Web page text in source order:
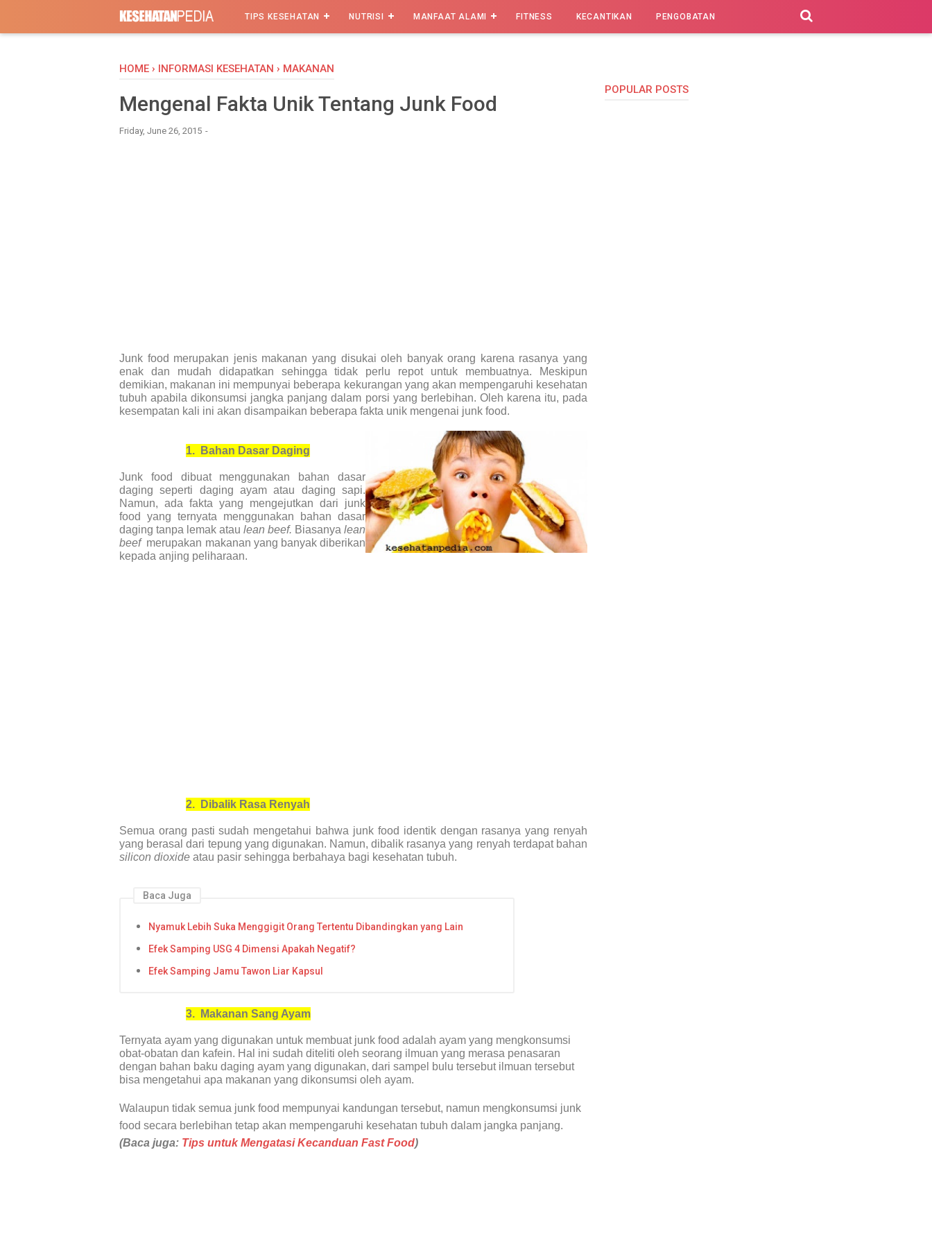
TIPS KESEHATAN NUTRISI MANFAAT ALAMI FITNESS KECANTIKAN PENGOBATAN
HOME › INFORMASI KESEHATAN › MAKANAN
Mengenal Fakta Unik Tentang Junk Food
Friday, June 26, 2015
Junk food merupakan jenis makanan yang disukai oleh banyak orang karena rasanya yang
enak dan mudah didapatkan sehingga tidak perlu repot untuk membuatnya. Meskipun
demikian, makanan ini mempunyai beberapa kekurangan yang akan mempengaruhi kesehatan
tubuh apabila dikonsumsi jangka panjang dalam porsi yang berlebihan. Oleh karena itu, pada
kesempatan kali ini akan disampaikan beberapa fakta unik mengenai junk food.
1. Bahan Dasar Daging
Junk food dibuat menggunakan bahan dasar
daging seperti daging ayam atau daging sapi.
Namun, ada fakta yang mengejutkan dari junk
food yang ternyata menggunakan bahan dasar
daging tanpa lemak atau lean beef. Biasanya lean
beef merupakan makanan yang banyak diberikan
kepada anjing peliharaan.
2. Dibalik Rasa Renyah
Semua orang pasti sudah mengetahui bahwa junk food identik dengan rasanya yang renyah
yang berasal dari tepung yang digunakan. Namun, dibalik rasanya yang renyah terdapat bahan
silicon dioxide atau pasir sehingga berbahaya bagi kesehatan tubuh.
Baca Juga
Nyamuk Lebih Suka Menggigit Orang Tertentu Dibandingkan yang Lain
Efek Samping USG 4 Dimensi Apakah Negatif?
Efek Samping Jamu Tawon Liar Kapsul
3. Makanan Sang Ayam
Ternyata ayam yang digunakan untuk membuat junk food adalah ayam yang mengkonsumsi
obat-obatan dan kafein. Hal ini sudah diteliti oleh seorang ilmuan yang merasa penasaran
dengan bahan baku daging ayam yang digunakan, dari sampel bulu tersebut ilmuan tersebut
bisa mengetahui apa makanan yang dikonsumsi oleh ayam.
Walaupun tidak semua junk food mempunyai kandungan tersebut, namun mengkonsumsi junk
food secara berlebihan tetap akan mempengaruhi kesehatan tubuh dalam jangka panjang.
(Baca juga: Tips untuk Mengatasi Kecanduan Fast Food)
POPULAR POSTS